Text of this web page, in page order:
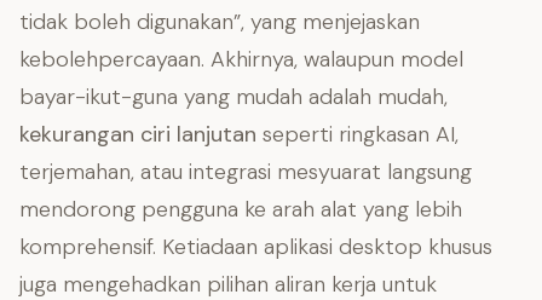
tidak boleh digunakan”, yang menjejaskan
kebolehpercayaan. Akhirnya, walaupun model
bayar-ikut-guna yang mudah adalah mudah,
kekurangan ciri lanjutan seperti ringkasan AI,
terjemahan, atau integrasi mesyuarat langsung
mendorong pengguna ke arah alat yang lebih
komprehensif. Ketiadaan aplikasi desktop khusus
juga mengehadkan pilihan aliran kerja untuk